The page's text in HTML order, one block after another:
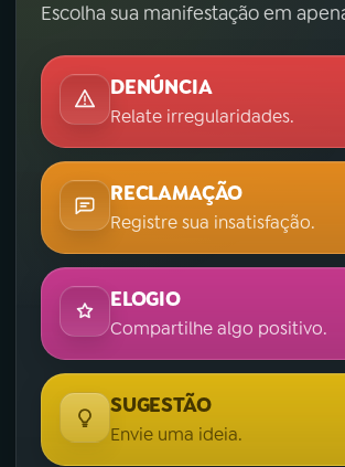
Escolha sua manifestação em
DENÚNCIA
Relate irregularidades.
RECLAMAÇÃO
Registre sua insatisfação.
ELOGIO
Compartilhe algo positivo.
SUGESTÃO
Envie uma ideia.